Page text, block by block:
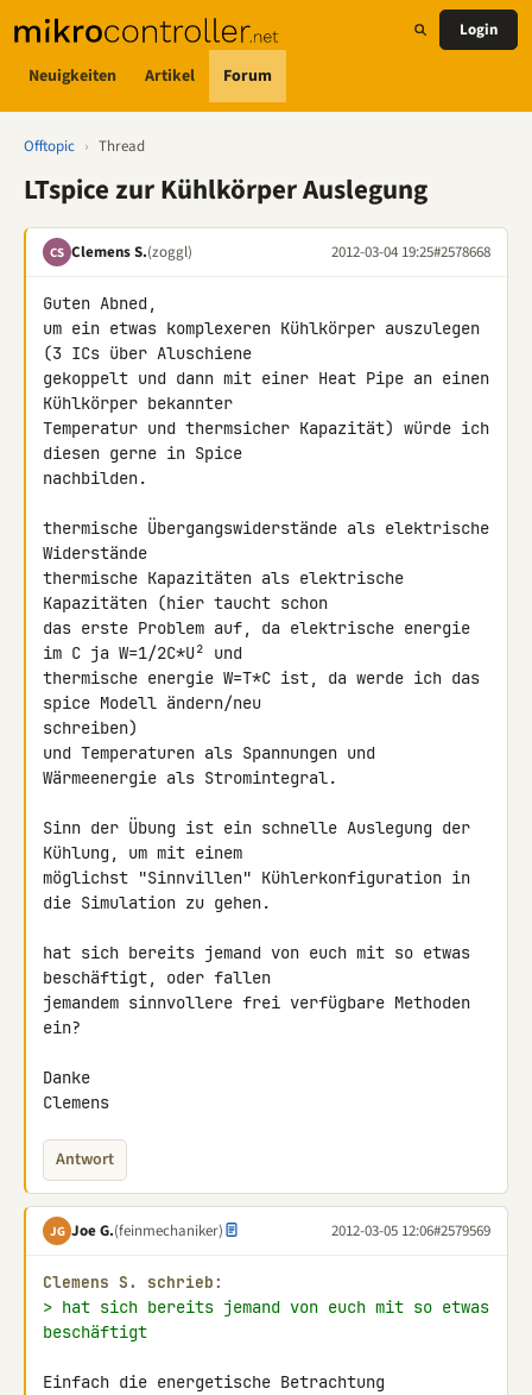
Neuigkeiten Artikel Forum
Login
Offtopic › Thread
LTspice zur Kühlkörper Auslegung
CS Clemens S.(zoggl) 2012-03-04 19:25#2578668
Guten Abned,
um ein etwas komplexeren Kühlkörper auszulegen
(3 ICs über Aluschiene
gekoppelt und dann mit einer Heat Pipe an einen
Kühlkörper bekannter
Temperatur und thermsicher Kapazität) würde ich
diesen gerne in Spice
nachbilden.
thermische Übergangswiderstände als elektrische
Widerstände
thermische Kapazitäten als elektrische
Kapazitäten (hier taucht schon
das erste Problem auf, da elektrische energie
im C ja W=1/2C*U² und
thermische energie W=T*C ist, da werde ich das
spice Modell ändern/neu
schreiben)
und Temperaturen als Spannungen und
Wärmeenergie als Stromintegral.
Sinn der Übung ist ein schnelle Auslegung der
Kühlung, um mit einem
möglichst "Sinnvillen" Kühlerkonfiguration in
die Simulation zu gehen.
hat sich bereits jemand von euch mit so etwas
beschäftigt, oder fallen
jemandem sinnvollere frei verfügbare Methoden
ein?
Danke
Clemens
Antwort
JG Joe G.(feinmechaniker) 2012-03-05 12:06#2579569
Clemens S. schrieb:
> hat sich bereits jemand von euch mit so etwas
beschäftigt
Einfach die energetische Betrachtung